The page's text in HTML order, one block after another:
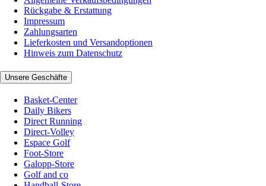
Rückgabe & Erstattung
Impressum
Zahlungsarten
Lieferkosten und Versandoptionen
Hinweis zum Datenschutz
Unsere Geschäfte
Basket-Center
Daily Bikers
Direct Running
Direct-Volley
Espace Golf
Foot-Store
Galopp-Store
Golf and co